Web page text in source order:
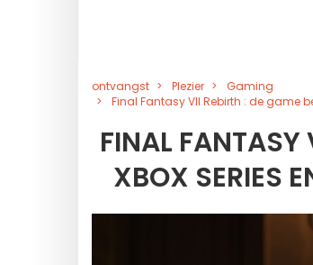
ontvangst Plezier
Gaming
Final Fantasy VII Rebirth : de game
FINAL FANTASY
XBOX SERIES